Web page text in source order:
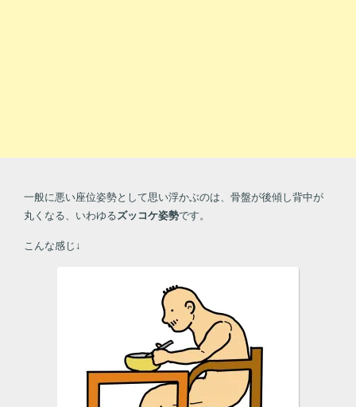
一般に悪い座位姿勢として思い浮かぶのは、骨盤が後傾し背中が
丸くなる、いわゆるズッコケ姿勢です。
こんな感じ↓